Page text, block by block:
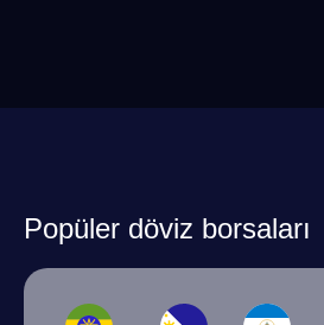
Popüler döviz borsaları